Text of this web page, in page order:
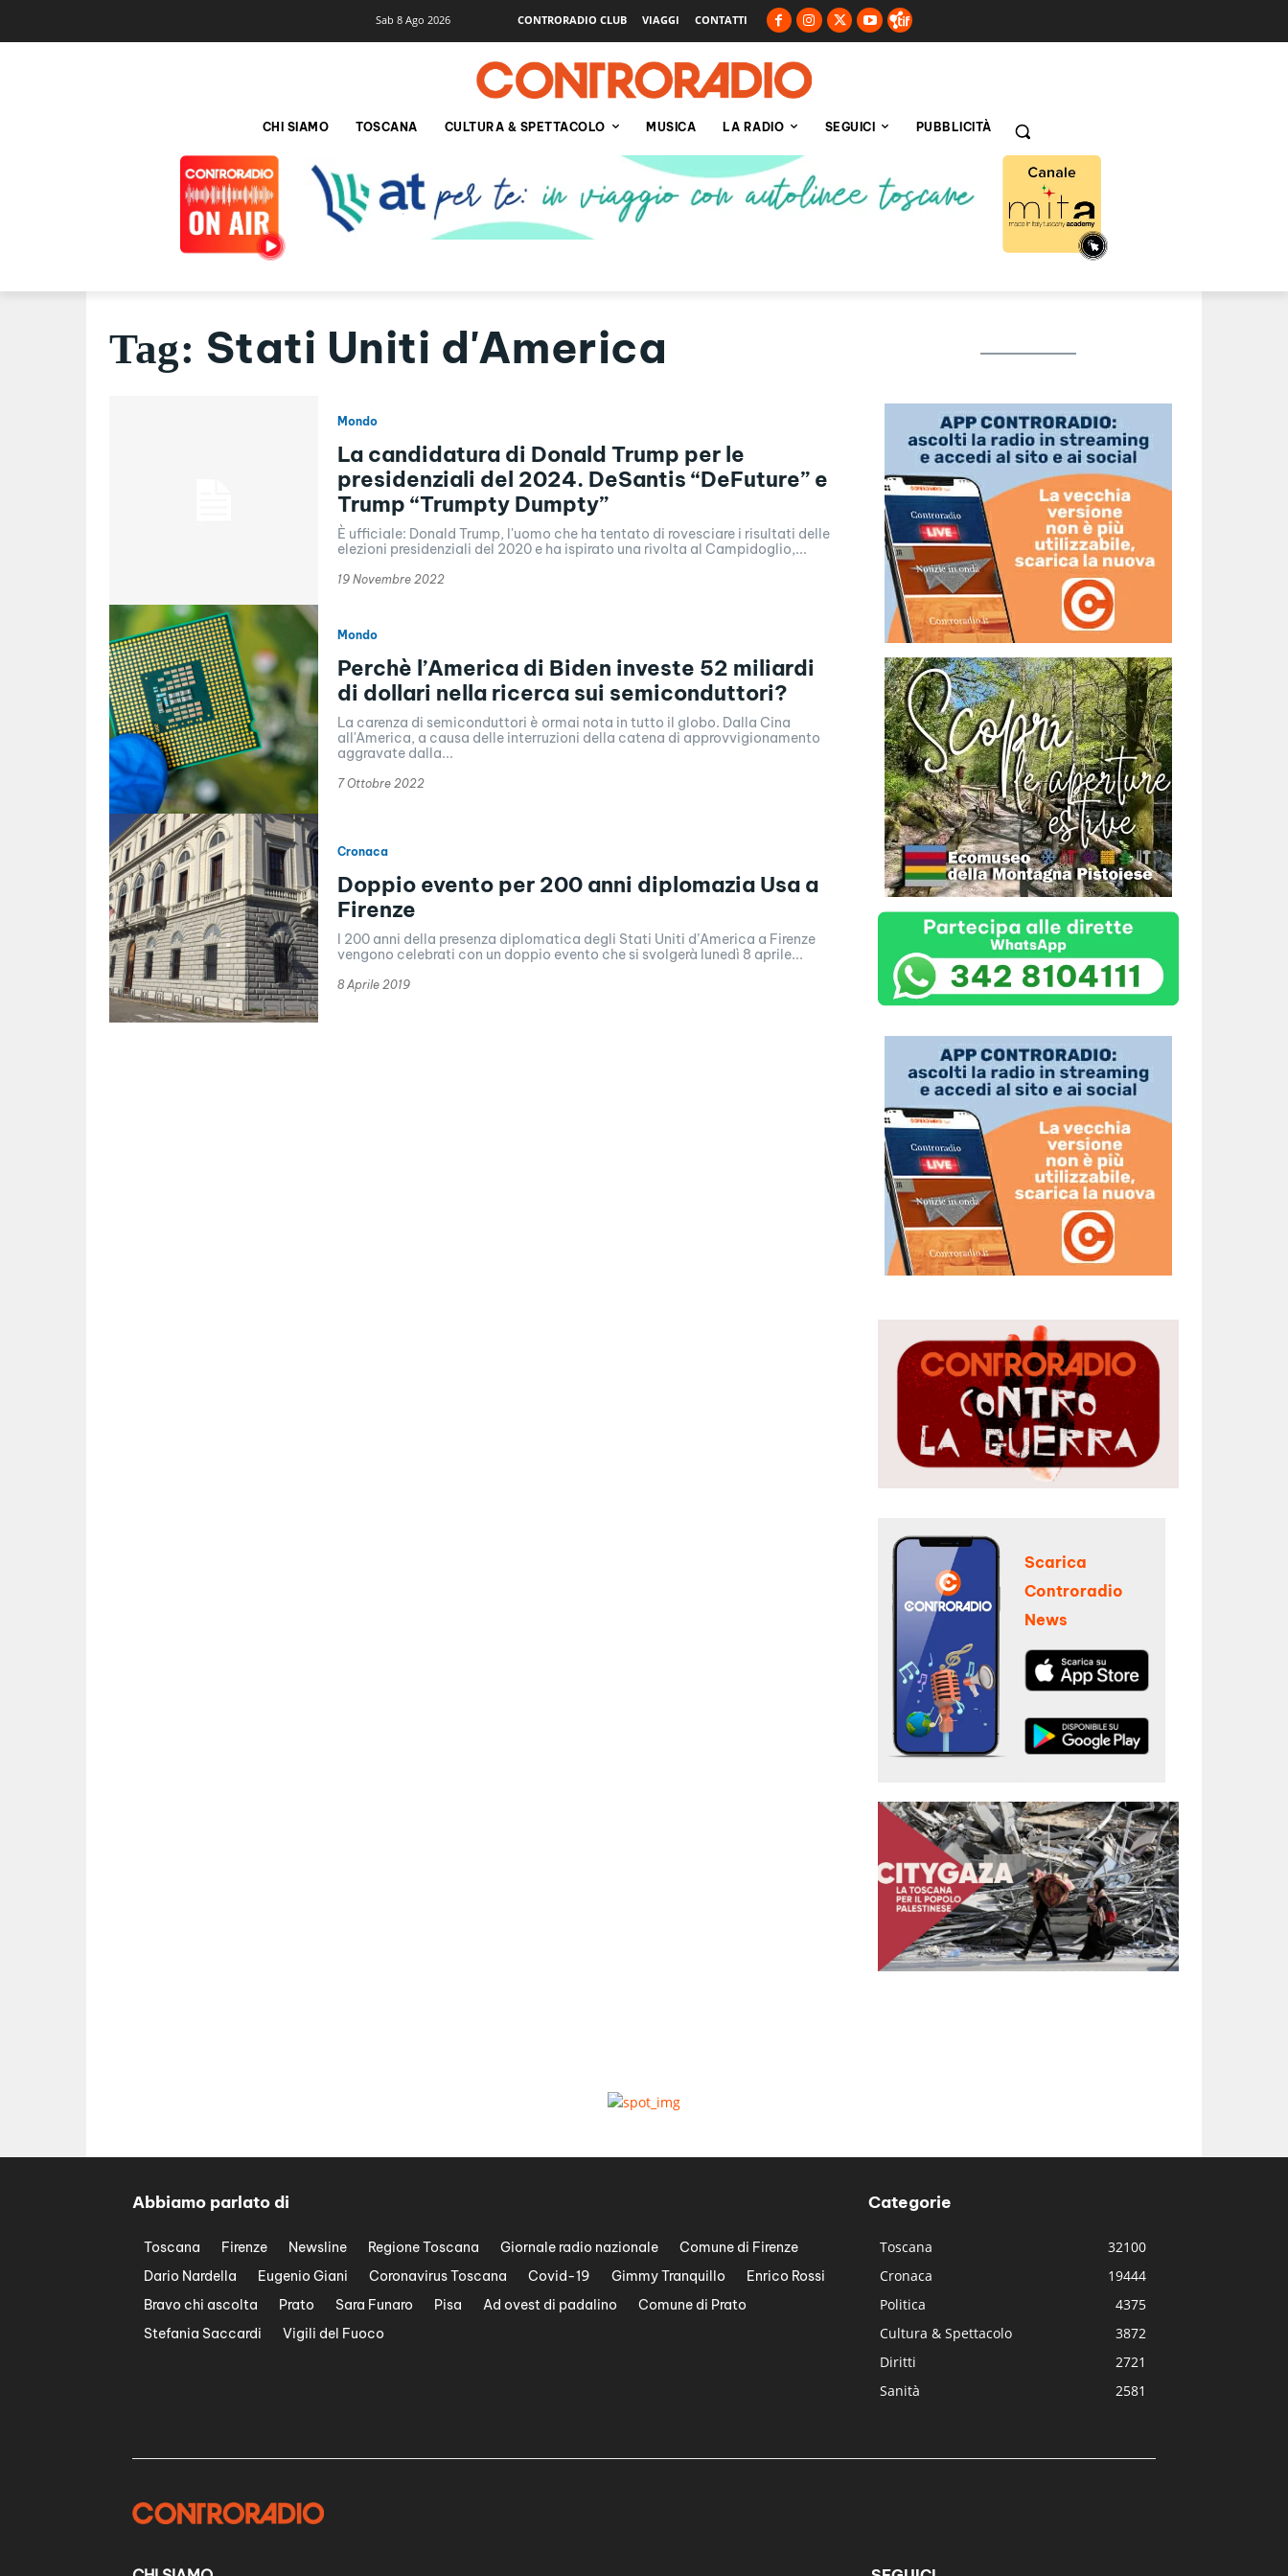
Sab 8 Ago 2026 CONTRORADIO CLUB VIAGGI CONTATTI
CHI SIAMO TOSCANA CULTURA & SPETTACOLO MUSICA LA RADIO SEGUICI PUBBLICITÀ
Tag: Stati Uniti d'America
Mondo
La candidatura di Donald Trump per le
presidenziali del 2024. DeSantis “DeFuture” e
Trump “Trumpty Dumpty”
È ufficiale: Donald Trump, l'uomo che ha tentato di rovesciare i risultati delle
elezioni presidenziali del 2020 e ha ispirato una rivolta al Campidoglio,...
19 Novembre 2022
Mondo
Perchè l’America di Biden investe 52 miliardi
di dollari nella ricerca sui semiconduttori?
La carenza di semiconduttori è ormai nota in tutto il globo. Dalla Cina
all'America, a causa delle interruzioni della catena di approvvigionamento
aggravate dalla...
7 Ottobre 2022
Cronaca
Doppio evento per 200 anni diplomazia Usa a
Firenze
I 200 anni della presenza diplomatica degli Stati Uniti d’America a Firenze
vengono celebrati con un doppio evento che si svolgerà lunedì 8 aprile...
8 Aprile 2019
Scarica
Controradio
News
Abbiamo parlato di
Toscana Firenze Newsline Regione Toscana Giornale radio nazionale
Comune di Firenze
Dario Nardella
Eugenio Giani Coronavirus Toscana Covid-19 Gimmy Tranquillo
Enrico Rossi
Bravo chi ascolta
Prato Sara Funaro Pisa Ad ovest di padalino
Comune di Prato
Stefania Saccardi
Vigili del Fuoco
Categorie
Toscana
32100
Cronaca
19444
Politica
4375
Cultura & Spettacolo
3872
Diritti
2721
Sanità
2581